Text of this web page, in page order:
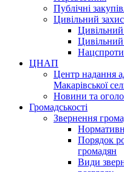
Публічні
Цивільний
Цивільний
ЦНАП
Центр надання
Макарівської
Новини та
Громадськості
Звернення
Порядок
громадян
Види